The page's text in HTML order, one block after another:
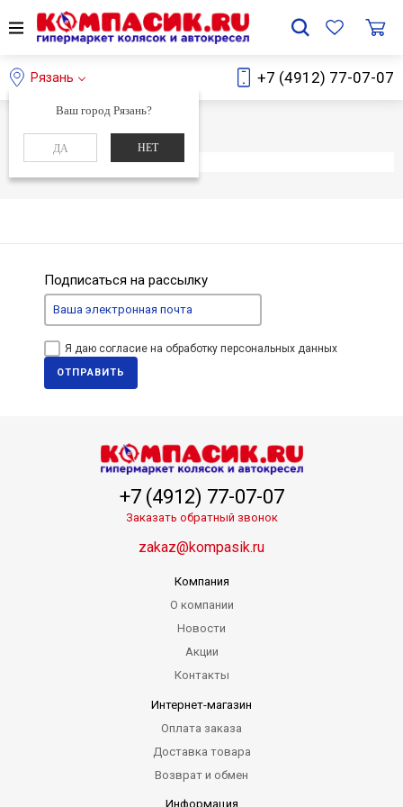
Рязань
Ваш город Рязань?
ДА НЕТ
+7 (4912) 77-07-07
Главная Каталог
Элемент не найден
Подписаться на рассылку
Я даю согласие на обработку персональных данных
ОТПРАВИТЬ
+7 (4912) 77-07-07
Заказать обратный звонок
zakaz@kompasik.ru
Компания
О компании
Новости
Акции
Контакты
Интернет-магазин
Оплата заказа
Доставка товара
Возврат и обмен
Информация